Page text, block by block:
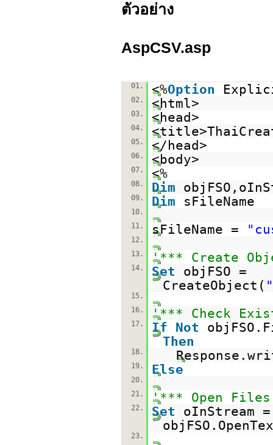
ตัวอย่าง
AspCSV.asp
01. <%Option
02. <html>
03. <head>
04.
05. </head>
06. <body>
07. <%
08. Dim
09. Dim sFileName
10.
11.
sFileName =
12.
13.
'*** Create
14. Set
objFSO =
CreateObject(
15.
16.
'*** Check
17. If Not
Then
18.
19. Else
20.
21.
'*** Open
22. Set
oInStream =
23.